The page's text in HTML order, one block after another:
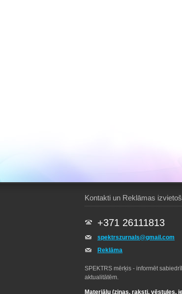
Kontakti un Reklāmas
+371 26111813
spektrszurnals@gmail.com
Reklāma
SPEKTRS mērķis - informēt
aktualitātēm.
Materiālu (ziņas, raksti, vēstules,